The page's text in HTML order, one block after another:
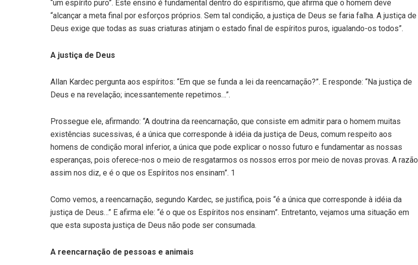
“um espírito puro”. Este ensino é fundamental dentro do espiritismo, que afirma que o homem deve
“alcançar a meta final por esforços próprios. Sem tal condição, a justiça de Deus se faria falha. A justiça de
Deus exige que todas as suas criaturas atinjam o estado final de espíritos puros, igualando-os todos”.
A justiça de Deus
Allan Kardec pergunta aos espíritos: “Em que se funda a lei da reencarnação?”. E responde: “Na justiça de
Deus e na revelação; incessantemente repetimos…”.
Prossegue ele, afirmando: “A doutrina da reencarnação, que consiste em admitir para o homem muitas
existências sucessivas, é a única que corresponde à idéia da justiça de Deus, comum respeito aos
homens de condição moral inferior, a única que pode explicar o nosso futuro e fundamentar as nossas
esperanças, pois oferece-nos o meio de resgatarmos os nossos erros por meio de novas provas. A razão
assim nos diz, e é o que os Espíritos nos ensinam”. 1
Como vemos, a reencarnação, segundo Kardec, se justifica, pois “é a única que corresponde à idéia da
justiça de Deus…” E afirma ele: “é o que os Espíritos nos ensinam”. Entretanto, vejamos uma situação em
que esta suposta justiça de Deus não pode ser consumada.
A reencarnação de pessoas e animais